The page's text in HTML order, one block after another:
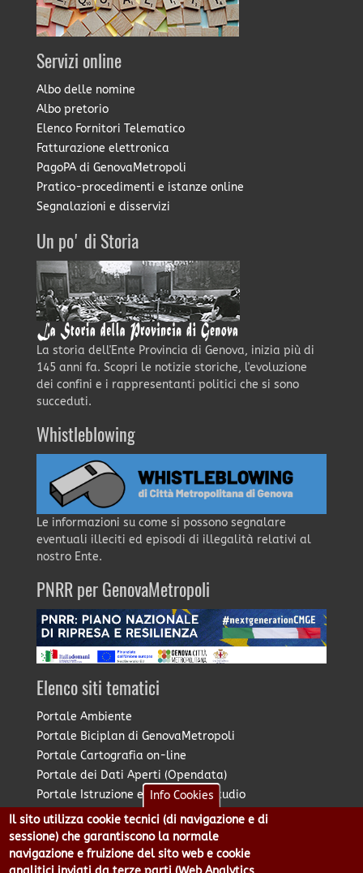
Servizi online
Albo delle nomine
Albo pretorio
Elenco Fornitori Telematico
Fatturazione elettronica
PagoPA di GenovaMetropoli
Pratico-procedimenti e istanze online
Segnalazioni e disservizi
Un po' di Storia
La storia dell'Ente Provincia di Genova, inizia più di
145 anni fa. Scopri le notizie storiche, l'evoluzione
dei confini e i rappresentanti politici che si sono
succeduti.
Whistleblowing
Le informazioni su come si possono segnalare
eventuali illeciti ed episodi di illegalità relativi al
nostro Ente.
PNRR per GenovaMetropoli
Elenco siti tematici
Portale Ambiente
Portale Biciplan di GenovaMetropoli
Portale Cartografia on-line
Portale dei Dati Aperti (Opendata)
Portale Istruzione e Diritto allo Studio
Portale Marketing Territoriale
Portale Piano Strategico Metropolitano
Portale PUMS di GenovaMetropoli
Info Cookies
Il sito utilizza cookie tecnici (di navigazione e di
sessione) che garantiscono la normale
navigazione e fruizione del sito web e cookie